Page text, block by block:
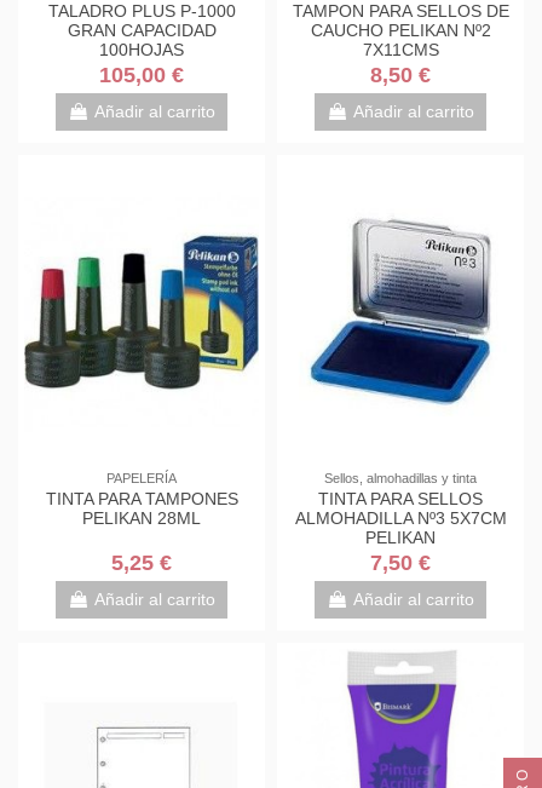
TALADRO PLUS P-1000
GRAN CAPACIDAD
100HOJAS
105,00 €
Añadir al carrito
TAMPON PARA SELLOS DE
CAUCHO PELIKAN Nº2
7X11CMS
8,50 €
Añadir al carrito
PAPELERÍA
TINTA PARA TAMPONES
PELIKAN 28ML
5,25 €
Añadir al carrito
Sellos, almohadillas y tinta
TINTA PARA SELLOS
ALMOHADILLA Nº3 5X7CM
PELIKAN
7,50 €
Añadir al carrito